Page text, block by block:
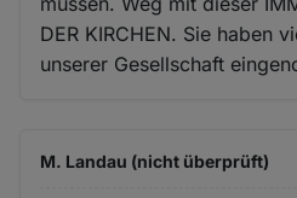
DER KIRCHEN. Sie haben
unserer Gesellschaft
M. Landau (nicht überprüft)